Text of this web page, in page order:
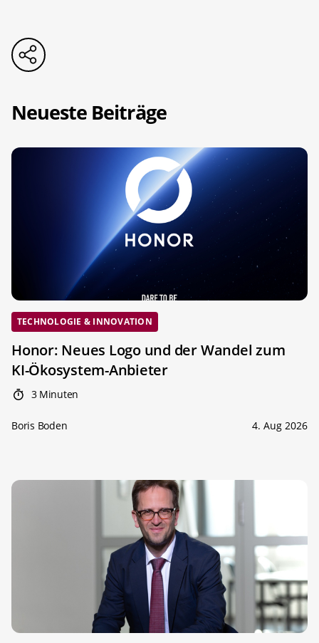
Neueste Beiträge
TECHNOLOGIE & INNOVATION
Honor: Neues Logo und der Wandel zum
KI-Ökosystem-Anbieter
3 Minuten
Boris Boden 4. Aug 2026